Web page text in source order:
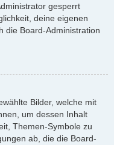
gesperrt
deine eigenen
die Board-Administration
Bilder, welche mit
um dessen Inhalt
Themen-Symbole zu
ab, die die Board-